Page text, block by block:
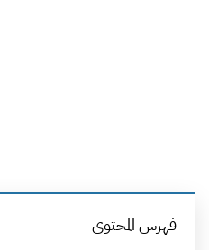
فهرس المحتوى